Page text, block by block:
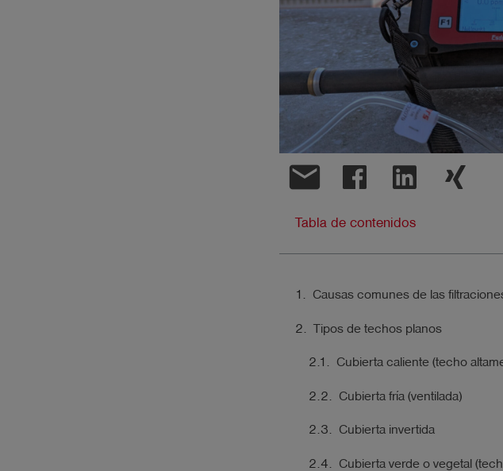
email
Tabla de contenidos
Causas comunes de las
Tipos de techos planos
Cubierta caliente (techo
Cubierta fría (ventilada)
Cubierta invertida
Cubierta verde o vegetal